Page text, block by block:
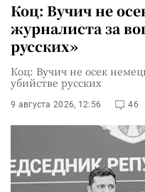
Коц: Вучич не
журналиста за
русских»
Коц: Вучич не осек
убийстве русских
9 августа 2026, 12:56 46